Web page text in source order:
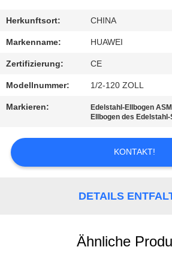
TRETEN
SIE
MIT
IN
VERBINDUNG
NACHRICHTEN
FORDERN
Herkunftsort: CHINA
Markenname: HUAWEI
Zertifizierung: CE
Modellnummer: 1/2-120 ZOLL
Markieren: Edelstahl-Ellbogen
Ellbogen des
KONTAKT!
DETAILS
Ähnliche